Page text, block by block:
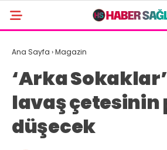
Ana Sayfa ›Magazin
‘Arka
lavaş çetesinin
düşecek